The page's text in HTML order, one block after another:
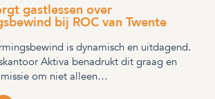
gastlessen over
bij ROC van Twente
is dynamisch en uitdagend.
Aktiva benadrukt dit graag en
om niet alleen…